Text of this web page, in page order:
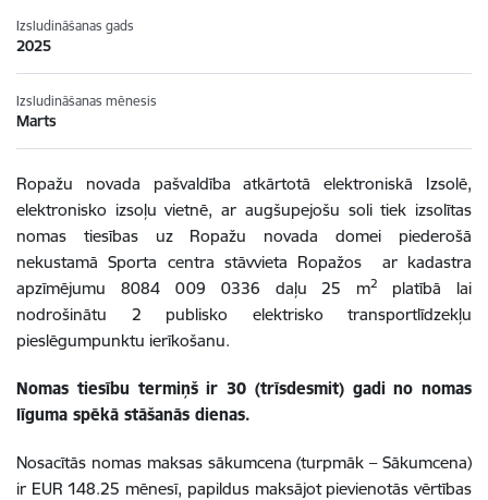
Izsludināšanas gads
2025
Izsludināšanas mēnesis
Marts
Ropažu novada pašvaldība atkārtotā elektroniskā Izsolē,
elektronisko izsoļu vietnē, ar augšupejošu soli tiek izsolītas
nomas tiesības uz Ropažu novada domei piederošā
nekustamā Sporta centra stāvvieta Ropažos
ar kadastra
apzīmējumu 8084 009 0336 daļu 25 m2
platībā lai
nodrošinātu 2 publisko elektrisko transportlīdzekļu
pieslēgumpunktu ierīkošanu.
Nomas tiesību termiņš ir 30 (trīsdesmit) gadi no nomas
līguma spēkā stāšanās dienas.
Nosacītās nomas maksas sākumcena (turpmāk – Sākumcena)
ir EUR 148.25 mēnesī, papildus maksājot pievienotās vērtības